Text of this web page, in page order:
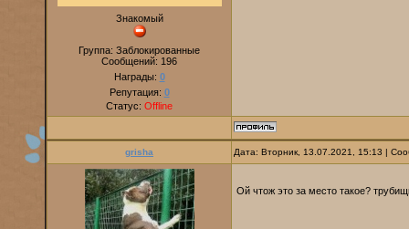
Знакомый
Группа: Заблокированные
Сообщений: 196
Награды: 0
Репутация: 0
Статус: Offline
grisha Дата: Вторник, 13.07.2021, 15:13 |
Ой чтож это за место такое?